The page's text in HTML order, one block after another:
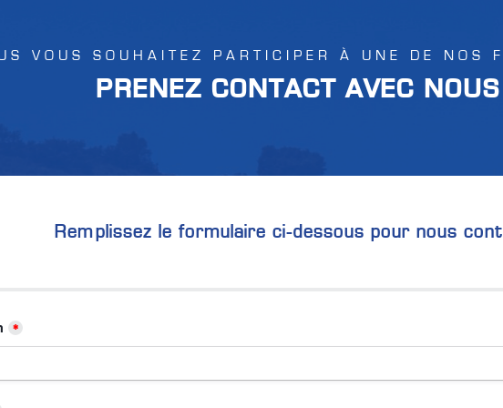
VOUS SOUHAITEZ PARTICIPER À UNE DE NOS
PRENEZ CONTACT AVEC
Remplissez le formulaire ci-dessous pour nous